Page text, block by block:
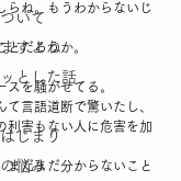
いて
すよね
とした話
じまり
悩み
らね。もうわからないじ
だろうか。
を騒がせてる。
言語道断で驚いたし、
利害もない人に危害を加
まだまだ分からないこと